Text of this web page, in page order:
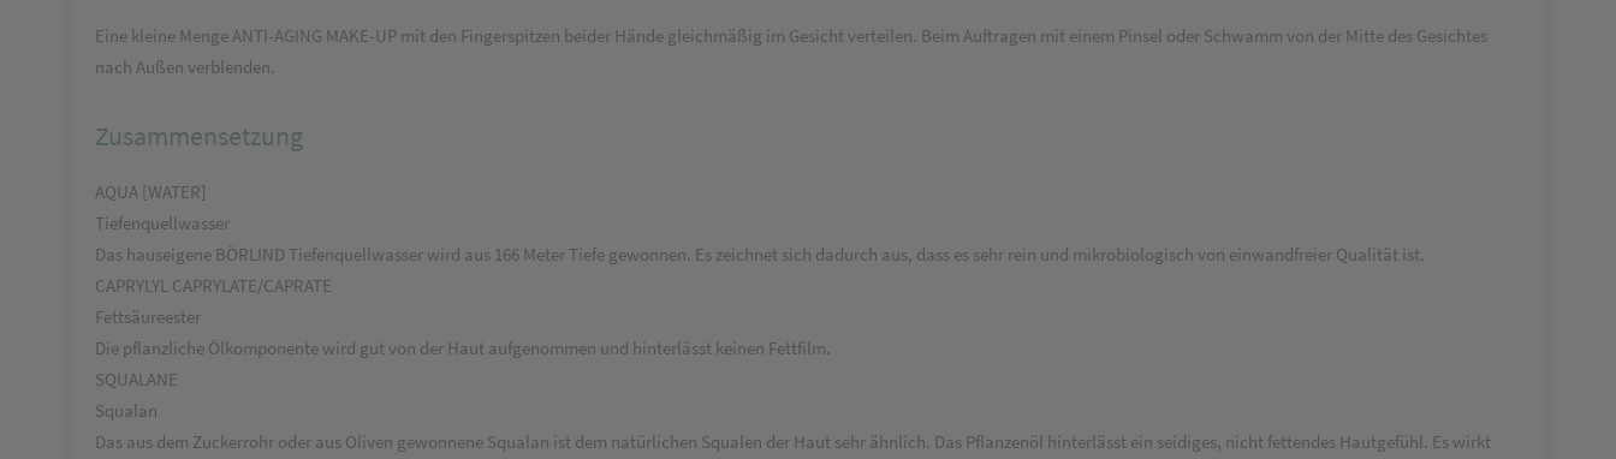
Eine kleine Menge ANTI-AGING MAKE-UP mit den Fingerspitzen beider Hände gleichmäßig im Gesicht verteilen. Beim Auftragen mit einem Pinsel oder Schwamm von der Mitte des Gesichtes
nach Außen verblenden.
Zusammensetzung
AQUA [WATER]
Tiefenquellwasser
Das hauseigene BÖRLIND Tiefenquellwasser wird aus 166 Meter Tiefe gewonnen. Es zeichnet sich dadurch aus, dass es sehr rein und mikrobiologisch von einwandfreier Qualität ist.
CAPRYLYL CAPRYLATE/CAPRATE
Fettsäureester
Die pflanzliche Ölkomponente wird gut von der Haut aufgenommen und hinterlässt keinen Fettfilm.
SQUALANE
Squalan
Das aus dem Zuckerrohr oder aus Oliven gewonnene Squalan ist dem natürlichen Squalen der Haut sehr ähnlich. Das Pflanzenöl hinterlässt ein seidiges, nicht fettendes Hautgefühl. Es wirkt